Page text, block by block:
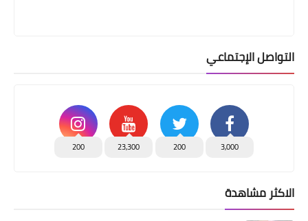
التواصل الإجتماعي
3,000
200
23,300
200
الاكثر مشاهدة